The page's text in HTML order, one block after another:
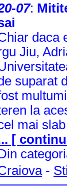
07:
daca
Jiu,
suparat
la
mai
[
-